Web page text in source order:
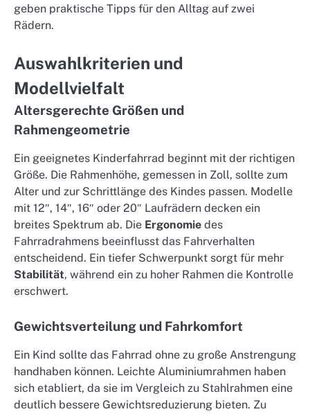
geben praktische Tipps für den Alltag auf zwei
Rädern.
Auswahlkriterien und
Modellvielfalt
Altersgerechte Größen und
Rahmengeometrie
Ein geeignetes Kinderfahrrad beginnt mit der richtigen
Größe. Die Rahmenhöhe, gemessen in Zoll, sollte zum
Alter und zur Schrittlänge des Kindes passen. Modelle
mit 12″, 14″, 16″ oder 20″ Laufrädern decken ein
breites Spektrum ab. Die Ergonomie des
Fahrradrahmens beeinflusst das Fahrverhalten
entscheidend. Ein tiefer Schwerpunkt sorgt für mehr
Stabilität, während ein zu hoher Rahmen die Kontrolle
erschwert.
Gewichtsverteilung und Fahrkomfort
Ein Kind sollte das Fahrrad ohne zu große Anstrengung
handhaben können. Leichte Aluminiumrahmen haben
sich etabliert, da sie im Vergleich zu Stahlrahmen eine
deutlich bessere Gewichtsreduzierung bieten. Zu